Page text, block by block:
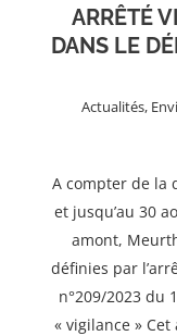
ARRÊTÉ
DANS LE
Actualités,
A compter de la
et jusqu’au 30
amont,
définies par
n°209/2023 du
« vigilance »